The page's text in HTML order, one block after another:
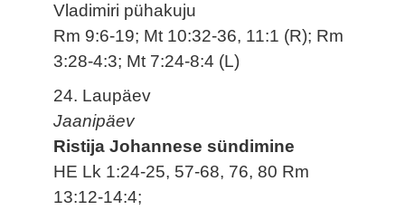
Vladimiri pühakuju
Rm 9:6-19; Mt 10:32-36, 11:1 (R); Rm
3:28-4:3; Mt 7:24-8:4 (L)
24. Laupäev
Jaanipäev
Ristija Johannese sündimine
HE Lk 1:24-25, 57-68, 76, 80 Rm
13:12-14:4;